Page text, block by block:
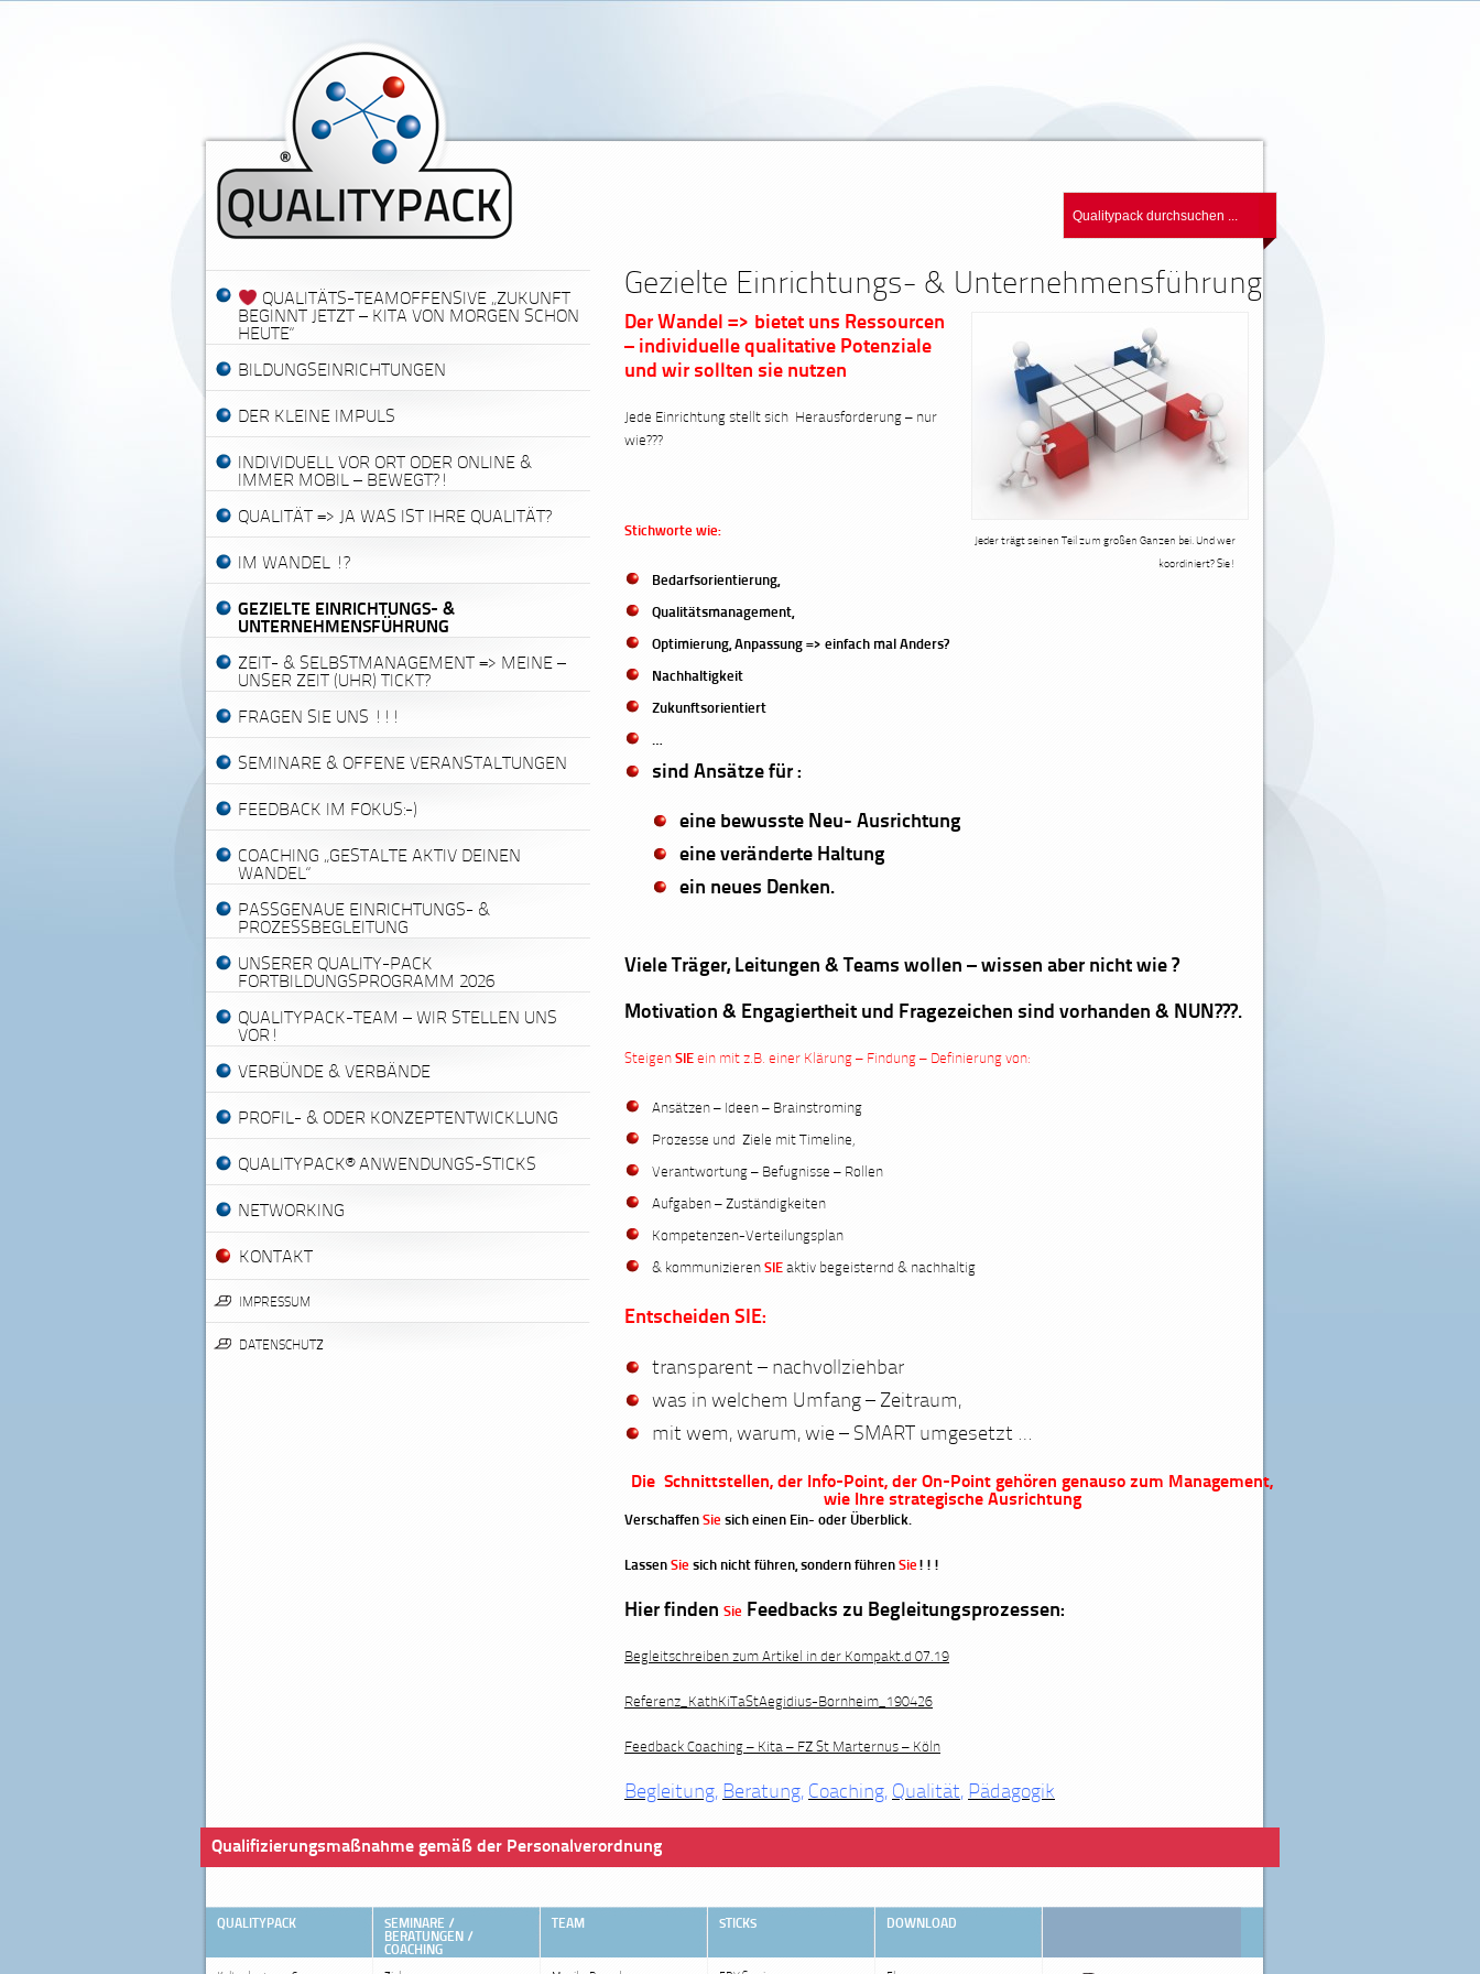
QUALITÄTS-TEAMOFFENSIVE „ZUKUNFT
BEGINNT JETZT – KITA VON MORGEN SCHON
HEUTE“
BILDUNGSEINRICHTUNGEN
DER KLEINE IMPULS
INDIVIDUELL VOR ORT ODER ONLINE &
IMMER MOBIL – BEWEGT?!
QUALITÄT => JA WAS IST IHRE QUALITÄT?
IM WANDEL !?
GEZIELTE EINRICHTUNGS- &
UNTERNEHMENSFÜHRUNG
ZEIT- & SELBSTMANAGEMENT => MEINE –
UNSER ZEIT (UHR) TICKT?
FRAGEN SIE UNS !!!
SEMINARE & OFFENE VERANSTALTUNGEN
FEEDBACK IM FOKUS:-)
COACHING „GESTALTE AKTIV DEINEN
WANDEL“
PASSGENAUE EINRICHTUNGS- &
PROZESSBEGLEITUNG
UNSERER QUALITY-PACK
FORTBILDUNGSPROGRAMM 2026
QUALITYPACK-TEAM – WIR STELLEN UNS
VOR!
VERBÜNDE & VERBÄNDE
PROFIL- & ODER KONZEPTENTWICKLUNG
QUALITYPACK® ANWENDUNGS-STICKS
NETWORKING
KONTAKT
IMPRESSUM
DATENSCHUTZ
Gezielte Einrichtungs- & Unternehmensführung
Jeder trägt seinen Teil zum großen Ganzen bei. Und wer
koordiniert? Sie!
Der Wandel => bietet uns Ressourcen
– individuelle qualitative Potenziale
und wir sollten sie nutzen
Jede Einrichtung stellt sich Herausforderung – nur
wie???
Stichworte wie:
Bedarfsorientierung,
Qualitätsmanagement,
Optimierung, Anpassung => einfach mal Anders?
Nachhaltigkeit
Zukunftsorientiert
…
sind Ansätze für :
eine bewusste Neu- Ausrichtung
eine veränderte Haltung
ein neues Denken.
Viele Träger, Leitungen & Teams wollen – wissen aber nicht wie ?
Motivation & Engagiertheit und Fragezeichen sind vorhanden & NUN???.
Steigen SIE ein mit z.B. einer Klärung – Findung – Definierung von:
Ansätzen – Ideen – Brainstroming
Prozesse und Ziele mit Timeline,
Verantwortung – Befugnisse – Rollen
Aufgaben – Zuständigkeiten
Kompetenzen-Verteilungsplan
& kommunizieren SIE aktiv begeisternd & nachhaltig
Entscheiden SIE:
transparent – nachvollziehbar
was in welchem Umfang – Zeitraum,
mit wem, warum, wie – SMART umgesetzt …
Die Schnittstellen, der Info-Point, der On-Point gehören genauso zum Management,
wie Ihre strategische Ausrichtung
Verschaffen Sie sich einen Ein- oder Überblick.
Lassen Sie sich nicht führen, sondern führen Sie !!!
Hier finden Sie Feedbacks zu Begleitungsprozessen:
Begleitschreiben zum Artikel in der Kompakt.d 07.19
Referenz_KathKiTaStAegidius-Bornheim_190426
Feedback Coaching – Kita – FZ St Marternus – Köln
Begleitung, Beratung, Coaching, Qualität, Pädagogik
Qualifizierungsmaßnahme gemäß der Personalverordnung
QUALITYPACK
SEMINARE /
BERATUNGEN /
COACHING
TEAM STICKS DOWNLOAD